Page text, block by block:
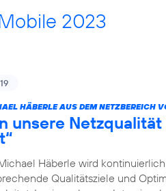
2023
HÄBERLE AUS DEM NETZBEREICH
unsere
Häberle wird
Qualitätsziele und